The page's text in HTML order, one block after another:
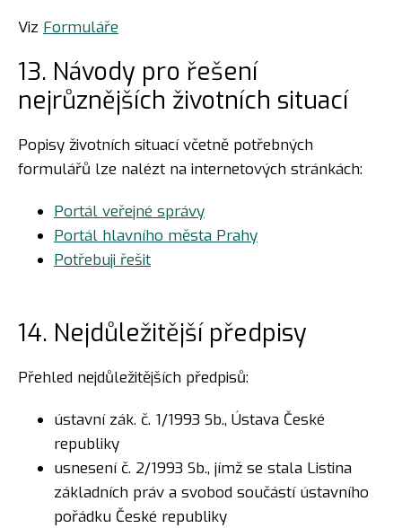
Viz Formuláře
13. Návody pro řešení
nejrůznějších životních situací
Popisy životních situací včetně potřebných
formulářů lze nalézt na internetových stránkách:
Portál veřejné správy
Portál hlavního města Prahy
Potřebuji řešit
14. Nejdůležitější předpisy
Přehled nejdůležitějších předpisů:
ústavní zák. č. 1/1993 Sb., Ústava České
republiky
usnesení č. 2/1993 Sb., jímž se stala Listina
základních práv a svobod součástí ústavního
pořádku České republiky